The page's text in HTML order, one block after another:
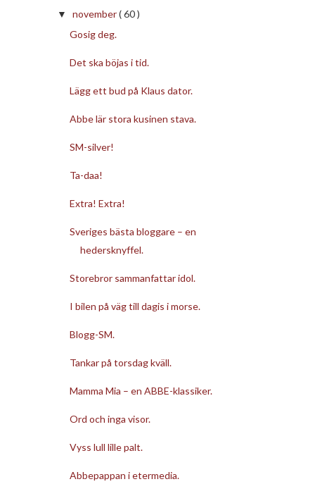
▼ november( 60 )
Gosig deg.
Det ska böjas i tid.
Lägg ett bud på Klaus dator.
Abbe lär stora kusinen stava.
SM-silver!
Ta-daa!
Extra! Extra!
Sveriges bästa bloggare – en
hedersknyffel.
Storebror sammanfattar idol.
I bilen på väg till dagis i morse.
Blogg-SM.
Tankar på torsdag kväll.
Mamma Mia – en ABBE-klassiker.
Ord och inga visor.
Vyss lull lille palt.
Abbepappan i etermedia.